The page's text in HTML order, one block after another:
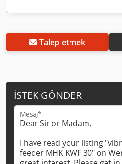
Talep etmek
İSTEK GÖNDER
Mesaj*